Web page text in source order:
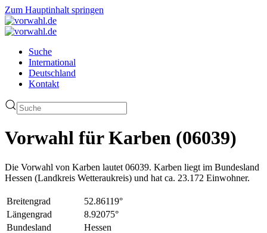
Zum Hauptinhalt springen
Suche
International
Deutschland
Kontakt
Vorwahl für Karben (06039)
Die Vorwahl von Karben lautet 06039. Karben liegt im Bundesland
Hessen (Landkreis Wetteraukreis) und hat ca. 23.172 Einwohner.
Breitengrad
52.86119°
Längengrad
8.92075°
Bundesland
Hessen